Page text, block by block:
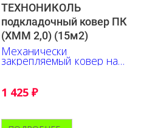
ТЕХНОНИКОЛЬ
подкладочный ковер ПК
(ХММ 2,0) (15м2)
Механически
закрепляемый ковер на
основе стеклохолста.
1 425 ₽